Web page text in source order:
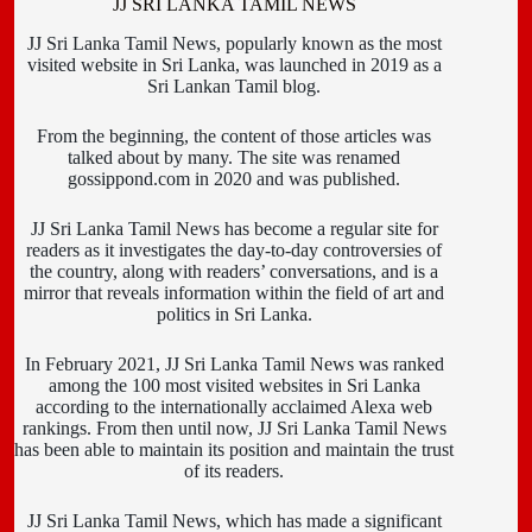
JJ SRI LANKA TAMIL NEWS
JJ Sri Lanka Tamil News, popularly known as the most
visited website in Sri Lanka, was launched in 2019 as a
Sri Lankan Tamil blog.
From the beginning, the content of those articles was
talked about by many. The site was renamed
gossippond.com in 2020 and was published.
JJ Sri Lanka Tamil News has become a regular site for
readers as it investigates the day-to-day controversies of
the country, along with readers’ conversations, and is a
mirror that reveals information within the field of art and
politics in Sri Lanka.
In February 2021, JJ Sri Lanka Tamil News was ranked
among the 100 most visited websites in Sri Lanka
according to the internationally acclaimed Alexa web
rankings. From then until now, JJ Sri Lanka Tamil News
has been able to maintain its position and maintain the trust
of its readers.
JJ Sri Lanka Tamil News, which has made a significant